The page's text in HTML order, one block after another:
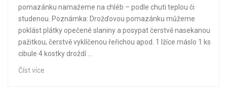
pomazánku namažeme na chléb – podle chuti teplou či
studenou. Poznámka: Drožďovou pomazánku můžeme
poklást plátky opečené slaniny a posypat čerstvě nasekanou
pažitkou, čerstvě vyklíčenou řeřichou apod. 1 lžíce máslo 1 ks
cibule 4 kostky droždí ...
Číst více